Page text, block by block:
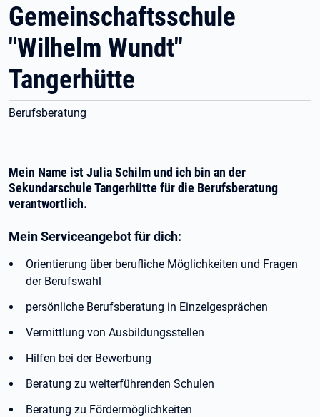
Gemeinschaftsschule
"Wilhelm Wundt"
Tangerhütte
Berufsberatung
Mein Name ist Julia Schilm und ich bin an der
Sekundarschule Tangerhütte für die Berufsberatung
verantwortlich.
Mein Serviceangebot für dich:
Orientierung über berufliche Möglichkeiten und Fragen
der Berufswahl
persönliche Berufsberatung in Einzelgesprächen
Vermittlung von Ausbildungsstellen
Hilfen bei der Bewerbung
Beratung zu weiterführenden Schulen
Beratung zu Fördermöglichkeiten